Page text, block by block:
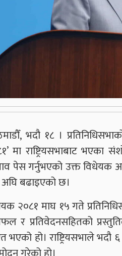
भदौ १८ ।
मा राष्ट्रियसभाबाट
पेस गर्नुभएको उक्त विधेयक
बढाइएको छ।
२०८१ माघ १५ गते
र प्रतिवेदनसहितको
भएको हो। राष्ट्रियसभाले